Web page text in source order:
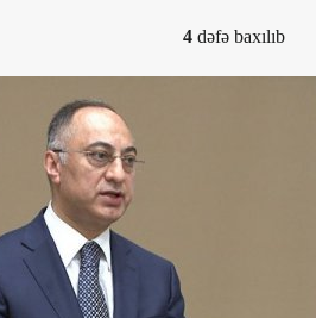
4 dəfə baxılıb